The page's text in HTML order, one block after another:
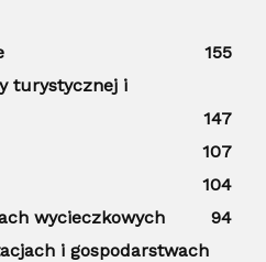
155
turystycznej i
147
107
104
wycieczkowych
94
i gospodarstwach